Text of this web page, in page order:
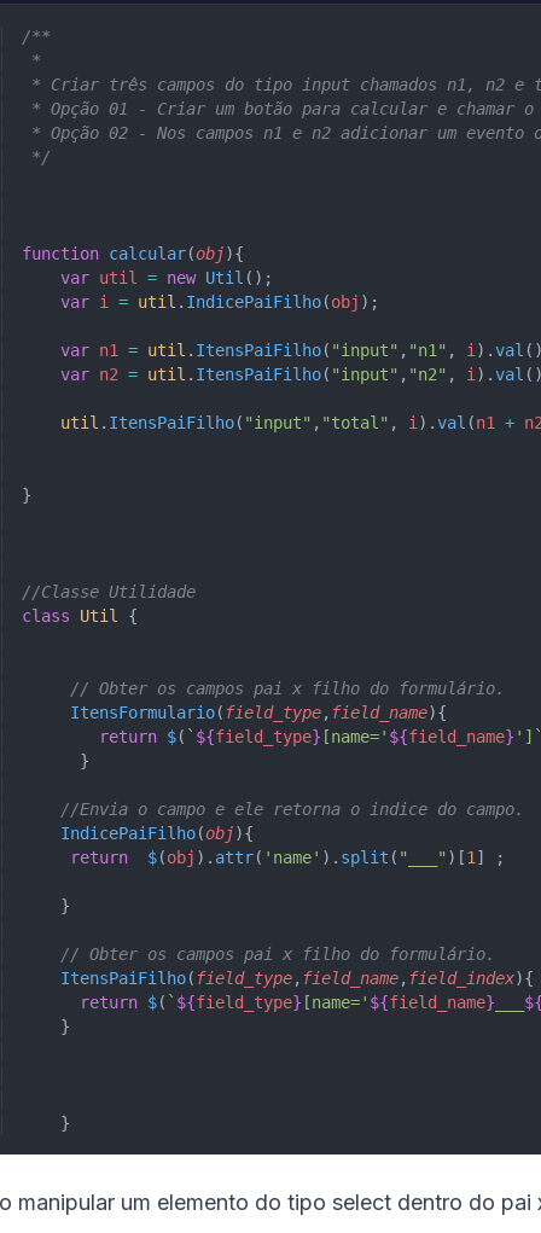
/**
*
* Criar três campos do tipo input chamados n1, n2
* Opção 01 - Criar um botão para calcular e
* Opção 02 - Nos campos n1 e n2 adicionar um
*/
function calcular(obj){
    var
util = new Util ();
    var
i = util . IndicePaiFilho(obj );
    var
n1 = util . ItensPaiFilho( "input" , "n1" , i ).val
    var
n2 = util . ItensPaiFilho( "input" , "n2" , i ).val
    util
. ItensPaiFilho( "input" , "total" , i ).val (n1 + n2
}
//Classe Utilidade
class Util {
     // Obter os campos pai x filho do formulário.
     ItensFormulario
( field_type, field_name){
        return
$( ` ${field_type} [name=' ${field_name} ']`
      }
    //Envia o campo e ele retorna o indice do campo.
    IndicePaiFilho
(obj){
     return
  $
(obj ). attr( 'name' ). split ( "___" )[1 ] ;
    }
    // Obter os campos pai x filho do formulário.
    ItensPaiFilho
( field_type, field_name, field_index){
      return
$( ` ${field_type} [name=' ${field_name} ${
    }
    }
manipular um elemento do tipo select dentro do